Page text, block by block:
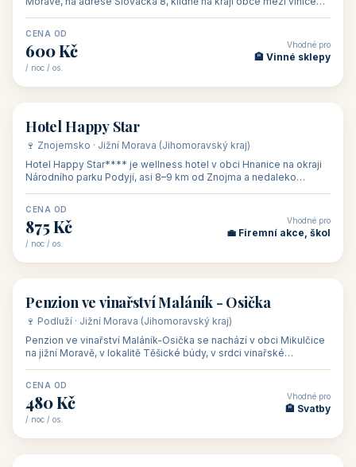
CENA OD
600 Kč
/ noc / os.
Vhodné pro
🏨 Vinné sklepy
🏨 hotel
Hotel Happy Star
🍷 Znojemsko · Jižní Morava (Jihomoravský kraj)
Hotel Happy Star**** je wellness hotel v obci Hnanice na okraji
Národního parku Podyjí, asi 8–9 km od Znojma a nedaleko
CENA OD
875 Kč
/ noc / os.
Vhodné pro
💼 Firemní akce, škol
🏡 penzion
Penzion ve vinařství Maláník - Osička
🍷 Podluží · Jižní Morava (Jihomoravský kraj)
Penzion ve vinařství Maláník-Osička se nachází v obci Mikulčice
na jižní Moravě, v lokalitě Těšické búdy, v srdci vinařské
CENA OD
480 Kč
/ noc / os.
Vhodné pro
🏨 Svatby